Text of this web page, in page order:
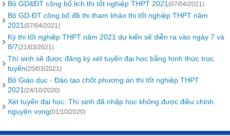
Bộ GD&ĐT công bố lịch thi tốt nghiệp THPT 2021 (07/04/2021)
Bộ GD-ĐT công bố đề thi tham khảo thi tốt nghiệp THPT năm
2021 (07/04/2021)
Kỳ thi tốt nghiệp THPT năm 2021 dự kiến sẽ diễn ra vào ngày 7 và
8/7(21/03/2021)
Thí sinh sẽ được đăng ký xét tuyển đại học bằng hình thức trực
tuyến(20/03/2021)
Bộ Giáo dục - Đào tạo chốt phương án thi tốt nghiệp THPT
2021 (24/10/2020)
Xét tuyển đại học: Thí sinh đã nhập học không được điều chỉnh
nguyện vọng(01/10/2020)